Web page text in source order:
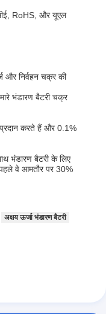
RoHS, और यूएल
और निर्वहन चक्र की
भंडारण बैटरी चक्र
प्रदान करते हैं और 0.1%
भंडारण बैटरी के लिए
वे आमतौर पर 30%
अक्षय ऊर्जा भंडारण बैटरी